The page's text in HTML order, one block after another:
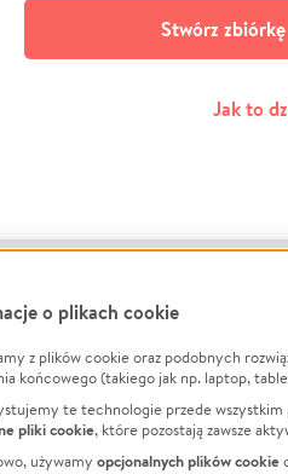
Stwórz
Jak to
Instagram
o plikach cookie
z plików cookie oraz podobnych
końcowego (takiego jak np. laptop,
te technologie przede wszystkim
pliki cookie, które pozostają zawsze
używamy opcjonalnych plików cookie